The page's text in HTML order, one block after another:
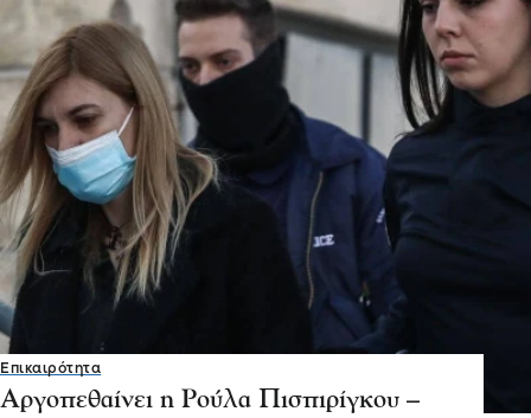
Επικαιρότητα
Αργοπεθαίνει η Ρούλα Πισπιρίγκου –